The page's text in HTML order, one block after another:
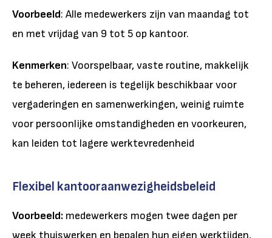
Voorbeeld: Alle medewerkers zijn van maandag tot
en met vrijdag van 9 tot 5 op kantoor.
Kenmerken: Voorspelbaar, vaste routine, makkelijk
te beheren, iedereen is tegelijk beschikbaar voor
vergaderingen en samenwerkingen, weinig ruimte
voor persoonlijke omstandigheden en voorkeuren,
kan leiden tot lagere werktevredenheid
Flexibel kantooraanwezigheidsbeleid
Voorbeeld: medewerkers mogen twee dagen per
week thuiswerken en bepalen hun eigen werktijden,